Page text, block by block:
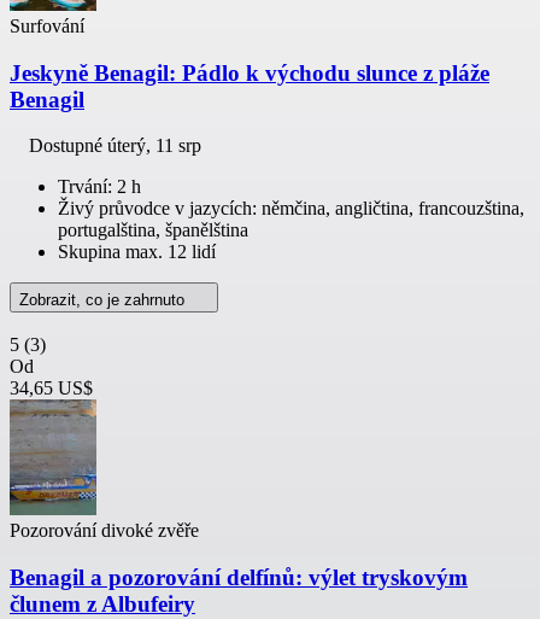
Surfování
Jeskyně Benagil: Pádlo k východu slunce z pláže
Benagil
Dostupné úterý, 11 srp
Trvání: 2 h
Živý průvodce v jazycích: němčina, angličtina, francouzština,
portugalština, španělština
Skupina max. 12 lidí
Zobrazit, co je zahrnuto
5 (3)
Od
34,65 US$
Pozorování divoké zvěře
Benagil a pozorování delfínů: výlet tryskovým
člunem z Albufeiry